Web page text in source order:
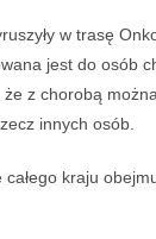
w trasę
jest do osób
z chorobą
innych osób.
kraju